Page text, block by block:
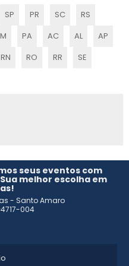
SP PR SC
RS
PA AC AL
AP
RN RO RR
SE
seus eventos com
melhor escolha em
- Santo Amaro
004